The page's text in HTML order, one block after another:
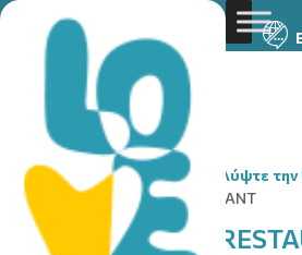
You are here:Home» Ανακαλύψτε
» ERIMI’S KITCHEN RESTAURANT
ERIMI’S KITCHEN